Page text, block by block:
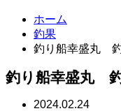
ホーム
釣果
釣り船幸盛丸
釣り船幸盛丸
2024.02.24